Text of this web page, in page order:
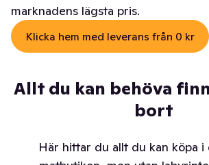
marknadens lägsta pris.
Klicka hem med leverans från 0 kr
Allt du kan behöva
bort
Här hittar du allt du kan köpa i